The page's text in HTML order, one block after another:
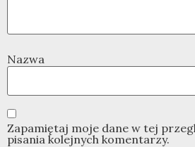
Nazwa
Zapamiętaj moje dane w tej
pisania kolejnych komentarzy.